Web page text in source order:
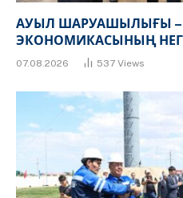
АУЫЛ ШАРУАШЫЛЫҒЫ –
ЭКОНОМИКАСЫНЫҢ
07.08.2026 537 Views